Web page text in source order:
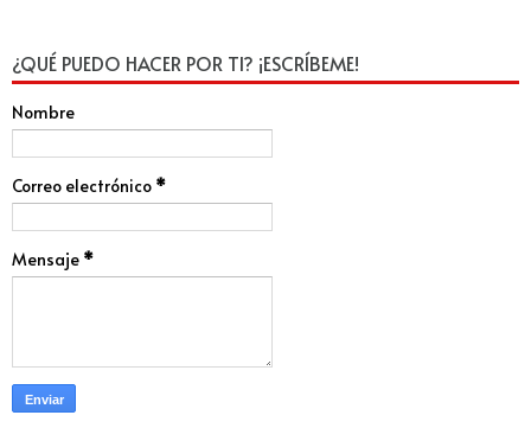
¿QUÉ PUEDO HACER POR TI? ¡ESCRÍBEME!
Nombre
Correo electrónico *
Mensaje *